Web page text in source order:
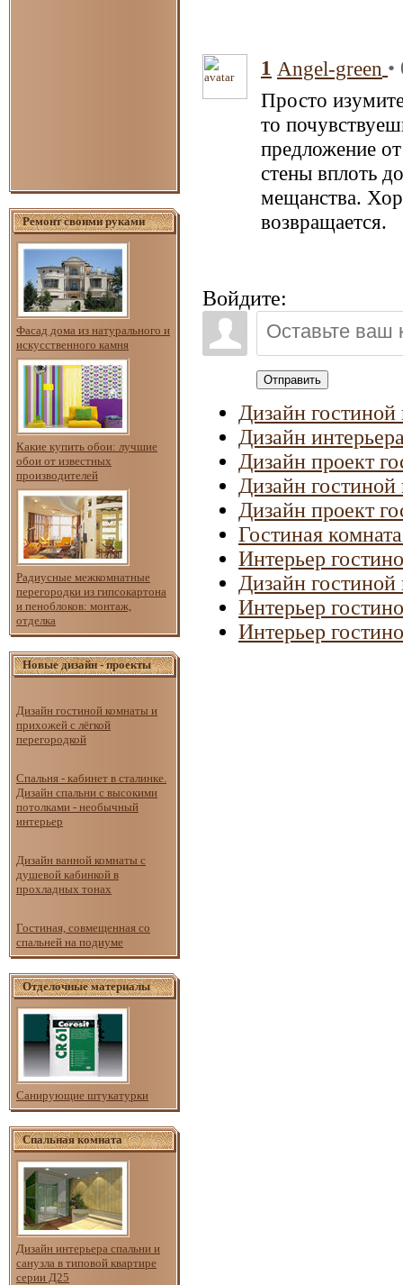
Ремонт своими руками
Фасад дома из натурального и
искусственного камня
Какие купить обои: лучшие
обои от известных
производителей
Радиусные межкомнатные
перегородки из гипсокартона
и пеноблоков: монтаж,
отделка
Новые дизайн - проекты
Дизайн гостиной комнаты и
прихожей с лёгкой
перегородкой
Спальня - кабинет в сталинке.
Дизайн спальни с высокими
потолками - необычный
интерьер
Дизайн ванной комнаты с
душевой кабинкой в
прохладных тонах
Гостиная, совмещенная со
спальней на подиуме
Отделочные материалы
Санирующие штукатурки
Спальная комната
Дизайн интерьера спальни и
санузла в типовой квартире
серии Д25
1 Angel-green
Просто
то
предложение
стены вплоть
мещанства.
возвращается.
Войдите:
Отправить
Дизайн
Дизайн
Дизайн проект
Дизайн
Дизайн проект
Гостиная
Интерьер
Дизайн
Интерьер
Интерьер